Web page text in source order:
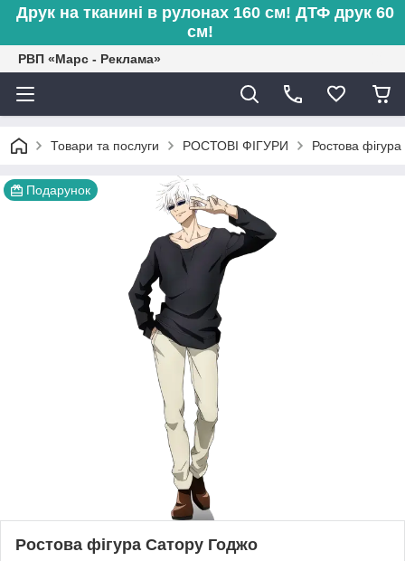
Друк на тканині в рулонах 160 см! ДТФ друк 60
см!
РВП «Марс - Реклама»
Товари та послуги РОСТОВІ ФІГУРИ Ростова
Подарунок
Ростова фігура Сатору Годжо